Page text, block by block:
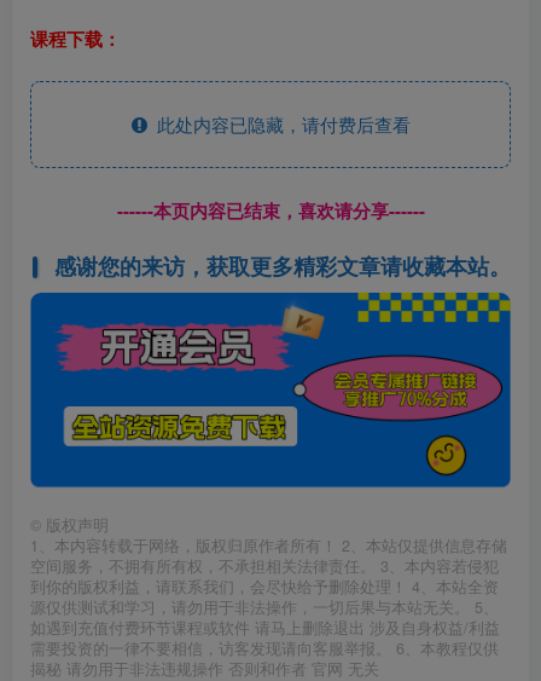
课程下载：
此处内容已隐藏，请付费后查看
------本页内容已结束，喜欢请分享------
感谢您的来访，获取更多精彩文章请收藏本站。
© 版权声明
1、本内容转载于网络，版权归原作者所有！ 2、本站仅提供信息存储
空间服务，不拥有所有权，不承担相关法律责任。 3、本内容若侵犯
到你的版权利益，请联系我们，会尽快给予删除处理！ 4、本站全资
源仅供测试和学习，请勿用于非法操作，一切后果与本站无关。 5、
如遇到充值付费环节课程或软件 请马上删除退出 涉及自身权益/利益
需要投资的一律不要相信，访客发现请向客服举报。 6、本教程仅供
揭秘 请勿用于非法违规操作 否则和作者 官网 无关